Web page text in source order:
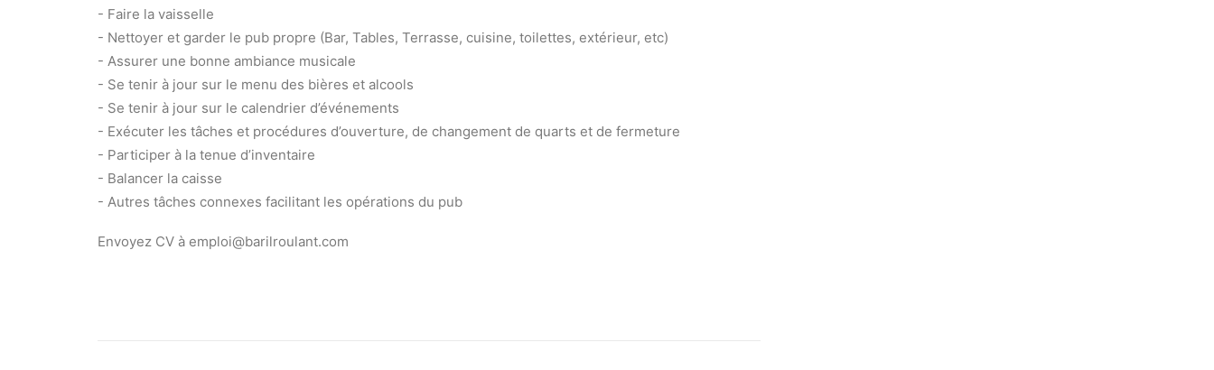
- Faire la vaisselle
- Nettoyer et garder le pub propre (Bar, Tables, Terrasse, cuisine, toilettes, extérieur, etc)
- Assurer une bonne ambiance musicale
- Se tenir à jour sur le menu des bières et alcools
- Se tenir à jour sur le calendrier d’événements
- Exécuter les tâches et procédures d’ouverture, de changement de quarts et de fermeture
- Participer à la tenue d’inventaire
- Balancer la caisse
- Autres tâches connexes facilitant les opérations du pub
Envoyez CV à emploi@barilroulant.com